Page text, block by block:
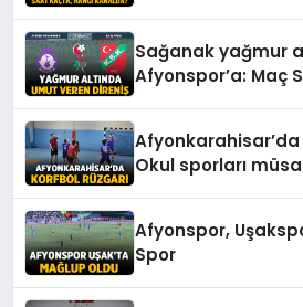
Sağanak yağmur
Afyonspor’a: Maç
Okul sporları
Afyonspor,
Spor